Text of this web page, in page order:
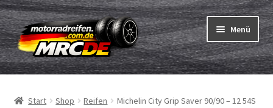
Zur
Navigation
springen
Zum
Inhalt
springen
Menü
Reifen
Start Shop Reifen
Michelin City Grip Saver 90/90 – 12 54S